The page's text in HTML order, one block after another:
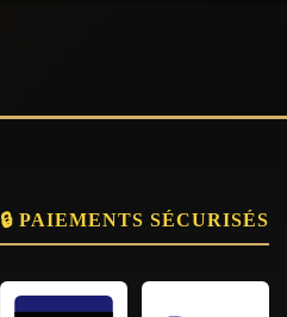
🔒 PAIEMENTS SÉCURISÉS